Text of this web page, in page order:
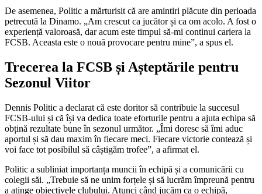
De asemenea, Politic a mărturisit că are amintiri plăcute din perioada
petrecută la Dinamo. „Am crescut ca jucător și ca om acolo. A fost o
experiență valoroasă, dar acum este timpul să-mi continui cariera la
FCSB. Aceasta este o nouă provocare pentru mine”, a spus el.
Trecerea la FCSB și Așteptările pentru
Sezonul Viitor
Dennis Politic a declarat că este doritor să contribuie la succesul
FCSB-ului și că își va dedica toate eforturile pentru a ajuta echipa să
obțină rezultate bune în sezonul următor. „Îmi doresc să îmi aduc
aportul și să dau maxim în fiecare meci. Fiecare victorie contează și
voi face tot posibilul să câștigăm trofee”, a afirmat el.
Politic a subliniat importanța muncii în echipă și a comunicării cu
colegii săi. „Trebuie să ne unim forțele și să lucrăm împreună pentru
a atinge obiectivele clubului. Atunci când jucăm ca o echipă,